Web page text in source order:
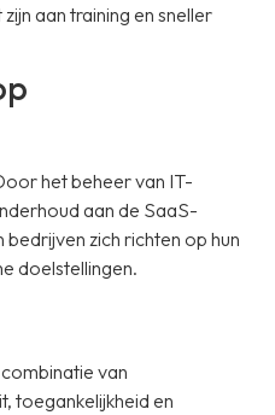
aan training en sneller
het beheer van IT-
aan de SaaS-
zich richten op hun
doelstellingen.
van
toegankelijkheid en